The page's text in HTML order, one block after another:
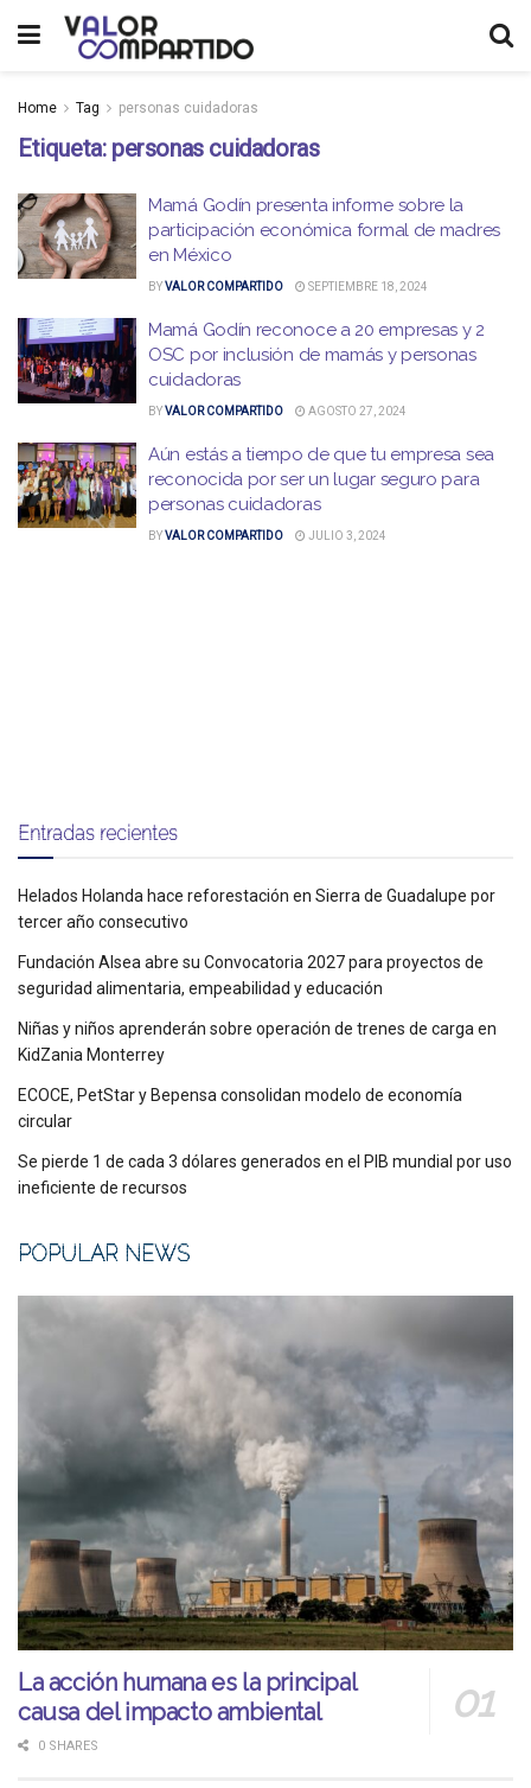
Home Tag personas cuidadoras
Etiqueta: personas cuidadoras
Mamá Godín presenta informe sobre la
participación económica formal de madres
en México
BYVALOR COMPARTIDO SEPTIEMBRE 18, 2024
Mamá Godín reconoce a 20 empresas y 2
OSC por inclusión de mamás y personas
cuidadoras
BYVALOR COMPARTIDO AGOSTO 27, 2024
Aún estás a tiempo de que tu empresa sea
reconocida por ser un lugar seguro para
personas cuidadoras
BYVALOR COMPARTIDO JULIO 3, 2024
Entradas recientes
Helados Holanda hace reforestación en Sierra de Guadalupe por
tercer año consecutivo
Fundación Alsea abre su Convocatoria 2027 para proyectos de
seguridad alimentaria, empeabilidad y educación
Niñas y niños aprenderán sobre operación de trenes de carga en
KidZania Monterrey
ECOCE, PetStar y Bepensa consolidan modelo de economía
circular
Se pierde 1 de cada 3 dólares generados en el PIB mundial por uso
ineficiente de recursos
POPULAR NEWS
La acción humana es la principal
causa del impacto ambiental
0 SHARES